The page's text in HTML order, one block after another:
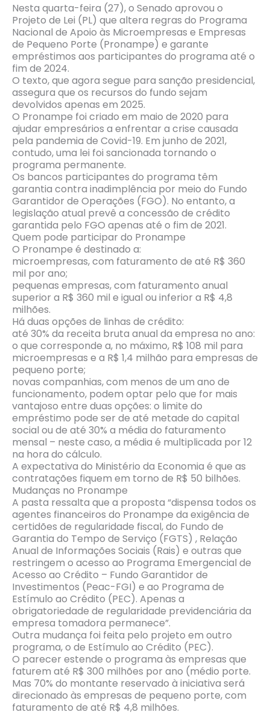
Nesta quarta-feira (27), o Senado aprovou o
Projeto de Lei (PL) que altera regras do Programa
Nacional de Apoio às Microempresas e Empresas
de Pequeno Porte (Pronampe) e garante
empréstimos aos participantes do programa até o
fim de 2024.
O texto, que agora segue para sanção presidencial,
assegura que os recursos do fundo sejam
devolvidos apenas em 2025.
O Pronampe foi criado em maio de 2020 para
ajudar empresários a enfrentar a crise causada
pela pandemia de Covid-19. Em junho de 2021,
contudo, uma lei foi sancionada tornando o
programa permanente.
Os bancos participantes do programa têm
garantia contra inadimplência por meio do Fundo
Garantidor de Operações (FGO). No entanto, a
legislação atual prevê a concessão de crédito
garantida pelo FGO apenas até o fim de 2021.
Quem pode participar do Pronampe
O Pronampe é destinado a:
microempresas, com faturamento de até R$ 360
mil por ano;
pequenas empresas, com faturamento anual
superior a R$ 360 mil e igual ou inferior a R$ 4,8
milhões.
Há duas opções de linhas de crédito:
até 30% da receita bruta anual da empresa no ano:
o que corresponde a, no máximo, R$ 108 mil para
microempresas e a R$ 1,4 milhão para empresas de
pequeno porte;
novas companhias, com menos de um ano de
funcionamento, podem optar pelo que for mais
vantajoso entre duas opções: o limite do
empréstimo pode ser de até metade do capital
social ou de até 30% a média do faturamento
mensal – neste caso, a média é multiplicada por 12
na hora do cálculo.
A expectativa do Ministério da Economia é que as
contratações fiquem em torno de R$ 50 bilhões.
Mudanças no Pronampe
A pasta ressalta que a proposta “dispensa todos os
agentes financeiros do Pronampe da exigência de
certidões de regularidade fiscal, do Fundo de
Garantia do Tempo de Serviço (FGTS) , Relação
Anual de Informações Sociais (Rais) e outras que
restringem o acesso ao Programa Emergencial de
Acesso ao Crédito – Fundo Garantidor de
Investimentos (Peac-FGI) e ao Programa de
Estímulo ao Crédito (PEC). Apenas a
obrigatoriedade de regularidade previdenciária da
empresa tomadora permanece”.
Outra mudança foi feita pelo projeto em outro
programa, o de Estímulo ao Crédito (PEC).
O parecer estende o programa às empresas que
faturem até R$ 300 milhões por ano (médio porte.
Mas 70% do montante reservado à iniciativa será
direcionado às empresas de pequeno porte, com
faturamento de até R$ 4,8 milhões.